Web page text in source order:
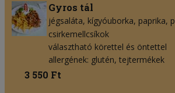
Gyros tál
jégsaláta kígyóuborka paprika
csirkemellcsíkok
választható körettel és öntettel
allergének: glutén, tejtermékek
3 550 Ft